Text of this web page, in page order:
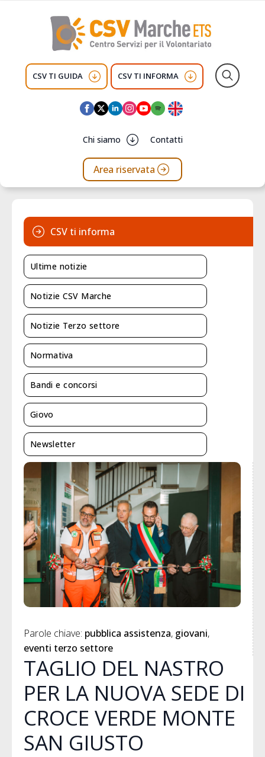
CSV TI GUIDA CSV TI INFORMA
Chi siamo Contatti
Area riservata
Parole chiave: pubblica assistenza giovani
eventi terzo settore
TAGLIO DEL NASTRO
PER LA NUOVA SEDE DI
CROCE VERDE MONTE
SAN GIUSTO
CSV ti informa
Ultime notizie
Notizie CSV Marche
Notizie Terzo settore
Normativa
Bandi e concorsi
Giovo
Newsletter